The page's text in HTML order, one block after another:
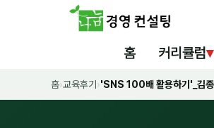
홈 커리큘럼▾
홈›교육후기 ›'SNS 100배 활용하기'_김종